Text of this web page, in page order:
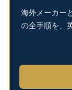
海外メーカー
の全手順を、